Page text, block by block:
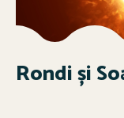
Rondi și